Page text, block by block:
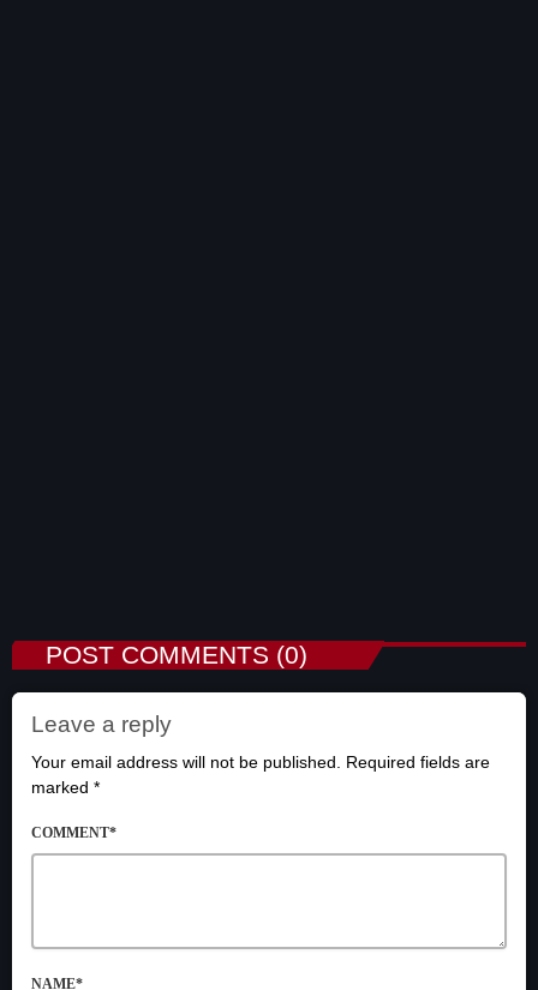
POST COMMENTS (0)
Leave a reply
Your email address will not be published. Required fields are
marked *
COMMENT*
NAME*